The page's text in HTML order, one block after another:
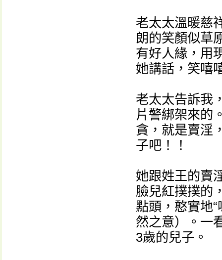
老太太溫暖慈
朗的笑顏似草
有好人緣，用
她講話，笑嘻
老太太告訴我
片警綁架來的
貪，就是賣淫
子吧！！
她跟姓王的賣
臉兒紅撲撲的
點頭，憨實地
然之意）。一
3歲的兒子。